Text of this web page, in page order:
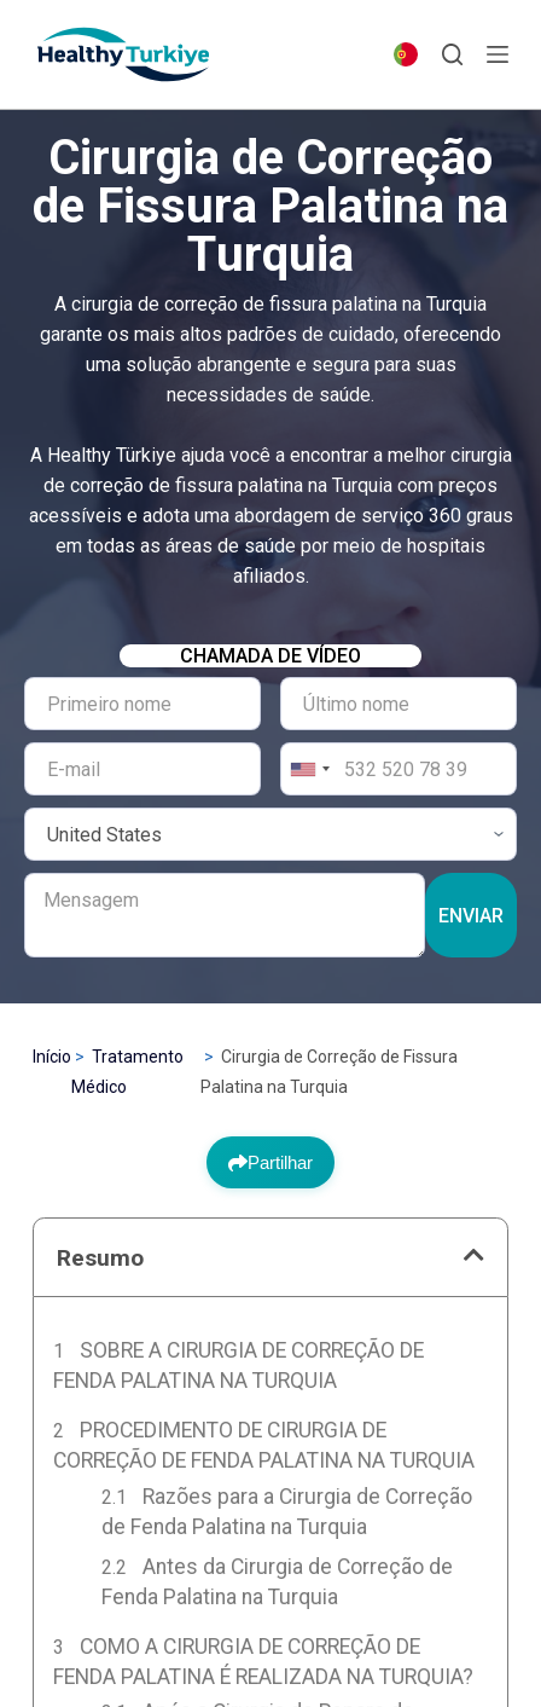
p
Cirurgia de Correção
de Fissura Palatina na
Turquia
A cirurgia de correção de fissura palatina na Turquia
garante os mais altos padrões de cuidado, oferecendo
uma solução abrangente e segura para suas
necessidades de saúde.
A Healthy Türkiye ajuda você a encontrar a melhor cirurgia
de correção de fissura palatina na Turquia com preços
acessíveis e adota uma abordagem de serviço 360 graus
em todas as áreas de saúde por meio de hospitais
afiliados.
CHAMADA DE VÍDEO
ENVIAR
Início
Tratamento
Médico
Cirurgia de Correção de Fissura
Palatina na Turquia
Partilhar
Resumo
SOBRE A CIRURGIA DE CORREÇÃO DE
FENDA PALATINA NA TURQUIA
PROCEDIMENTO DE CIRURGIA DE
CORREÇÃO DE FENDA PALATINA NA TURQUIA
Razões para a Cirurgia de Correção
de Fenda Palatina na Turquia
Antes da Cirurgia de Correção de
Fenda Palatina na Turquia
COMO A CIRURGIA DE CORREÇÃO DE
FENDA PALATINA É REALIZADA NA TURQUIA?